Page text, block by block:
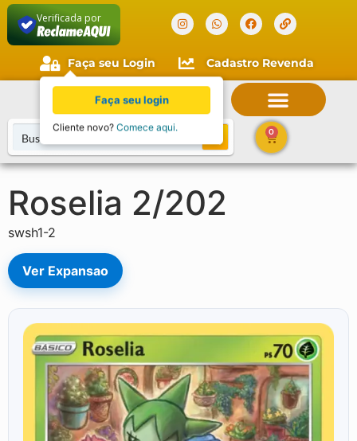
Verificada por
Faça seu Login Cadastro Revenda
0
Roselia 2/202
swsh1-2
Ver Expansao
Faça seu login
Cliente novo? Comece aqui.